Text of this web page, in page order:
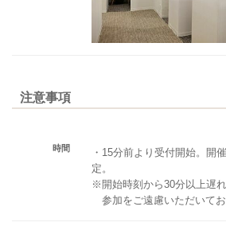
注意事項
時間
・15分前より受付開始。開
定。
※開始時刻から30分以上遅
参加をご遠慮いただいてお